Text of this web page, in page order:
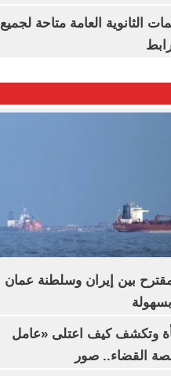
الثانوية العامة متاحة لجميع
بين إيران وسلطنة عمان
بسهولة
وتكشف كيف اعتلى «عامل
القضاء.. صور